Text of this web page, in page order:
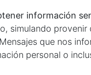
información
simulando provenir
Mensajes que nos
personal o